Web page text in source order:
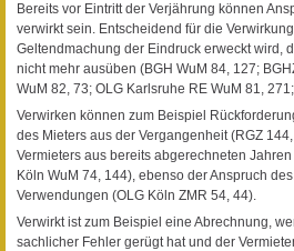
Bereits vor Eintritt der Verjährung können
verwirkt sein. Entscheidend für die
Geltendmachung der Eindruck erweckt wird,
nicht mehr ausüben (BGH WuM 84, 127;
WuM 82, 73; OLG Karlsruhe RE WuM 81,
Verwirken können zum Beispiel
des Mieters aus der Vergangenheit (RGZ
Vermieters aus bereits abgerechneten
Köln WuM 74, 144), ebenso der Anspruch
Verwendungen (OLG Köln ZMR 54, 44).
Verwirkt ist zum Beispiel eine Abrechnung,
sachlicher Fehler gerügt hat und der